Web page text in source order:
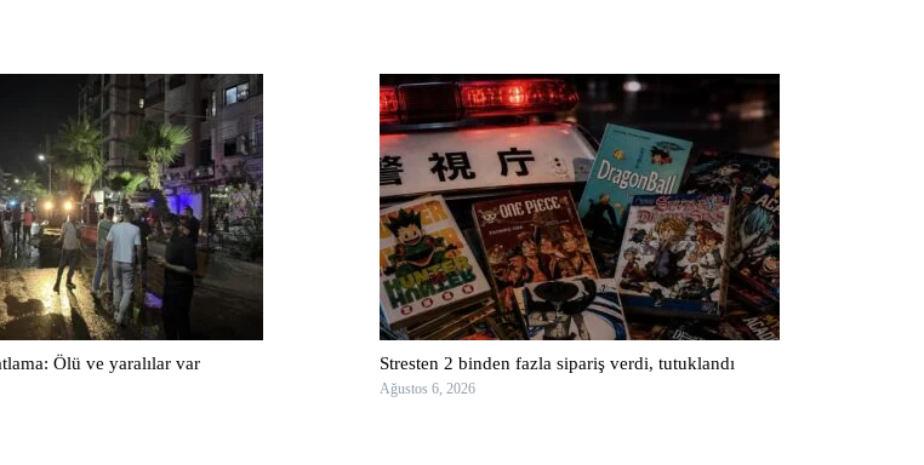
Ölü ve yaralılar var Stresten 2 binden fazla sipariş verdi, tutuklandı
Ağustos 6, 2026